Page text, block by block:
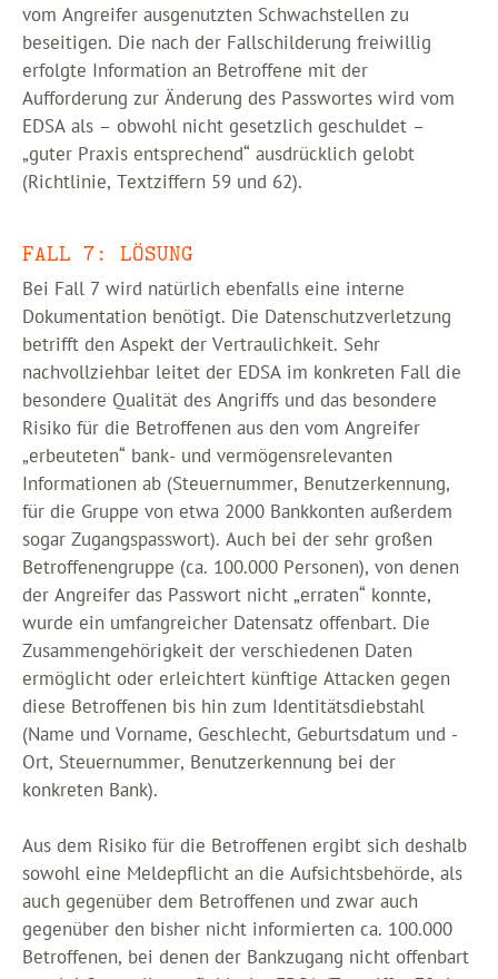
vom Angreifer ausgenutzten Schwachstellen zu
beseitigen. Die nach der Fallschilderung freiwillig
erfolgte Information an Betroffene mit der
Aufforderung zur Änderung des Passwortes wird vom
EDSA als – obwohl nicht gesetzlich geschuldet –
„guter Praxis entsprechend“ ausdrücklich gelobt
(Richtlinie, Textziffern 59 und 62).
FALL 7: LÖSUNG
Bei Fall 7 wird natürlich ebenfalls eine interne
Dokumentation benötigt. Die Datenschutzverletzung
betrifft den Aspekt der Vertraulichkeit. Sehr
nachvollziehbar leitet der EDSA im konkreten Fall die
besondere Qualität des Angriffs und das besondere
Risiko für die Betroffenen aus den vom Angreifer
„erbeuteten“ bank- und vermögensrelevanten
Informationen ab (Steuernummer, Benutzerkennung,
für die Gruppe von etwa 2000 Bankkonten außerdem
sogar Zugangspasswort). Auch bei der sehr großen
Betroffenengruppe (ca. 100.000 Personen), von denen
der Angreifer das Passwort nicht „erraten“ konnte,
wurde ein umfangreicher Datensatz offenbart. Die
Zusammengehörigkeit der verschiedenen Daten
ermöglicht oder erleichtert künftige Attacken gegen
diese Betroffenen bis hin zum Identitätsdiebstahl
(Name und Vorname, Geschlecht, Geburtsdatum und -
Ort, Steuernummer, Benutzerkennung bei der
konkreten Bank).
Aus dem Risiko für die Betroffenen ergibt sich deshalb
sowohl eine Meldepflicht an die Aufsichtsbehörde, als
auch gegenüber dem Betroffenen und zwar auch
gegenüber den bisher nicht informierten ca. 100.000
Betroffenen, bei denen der Bankzugang nicht offenbart